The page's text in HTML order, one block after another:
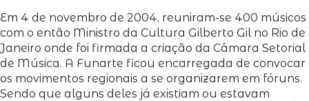
Em 4 de novembro de 2004, reuniram-se 400 músicos
com o então Ministro da Cultura Gilberto Gil no Rio de
Janeiro onde foi firmada a criação da Câmara Setorial
de Música. A Funarte ficou encarregada de convocar
os movimentos regionais a se organizarem em fóruns.
Sendo que alguns deles já existiam ou estavam